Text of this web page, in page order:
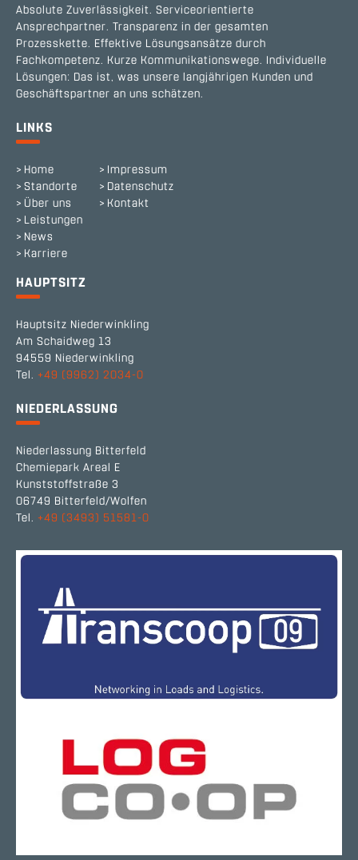
Absolute Zuverlässigkeit. Serviceorientierte
Ansprechpartner. Transparenz in der gesamten
Prozesskette. Effektive Lösungsansätze durch
Fachkompetenz. Kurze Kommunikationswege. Individuelle
Lösungen: Das ist, was unsere langjährigen Kunden und
Geschäftspartner an uns schätzen.
LINKS
Home
Standorte
Über uns
Leistungen
News
Karriere
Impressum
Datenschutz
Kontakt
HAUPTSITZ
Hauptsitz Niederwinkling
Am Schaidweg 13
94559 Niederwinkling
Tel. +49 (9962) 2034-0
NIEDERLASSUNG
Niederlassung Bitterfeld
Chemiepark Areal E
Kunststoffstraße 3
06749 Bitterfeld/Wolfen
Tel. +49 (3493) 51581-0